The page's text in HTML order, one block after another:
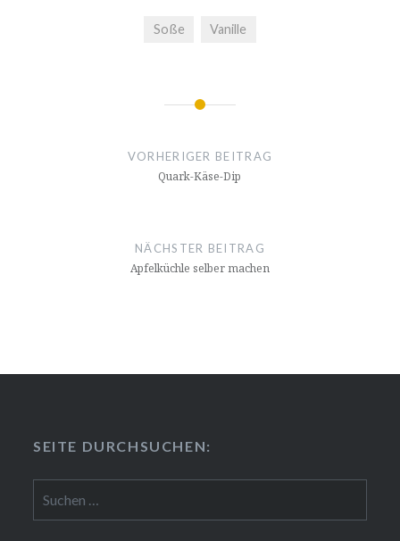
Soße Vanille
Beitragsnavigation
VORHERIGER BEITRAG
Quark-Käse-Dip
NÄCHSTER BEITRAG
Apfel­küch­le selber machen
SEITE DURCH­SU­CHEN:
nach: